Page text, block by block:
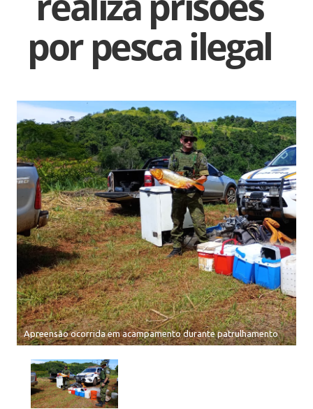
por pesca ilegal
Apreensão ocorrida em acampamento durante patrulhamento